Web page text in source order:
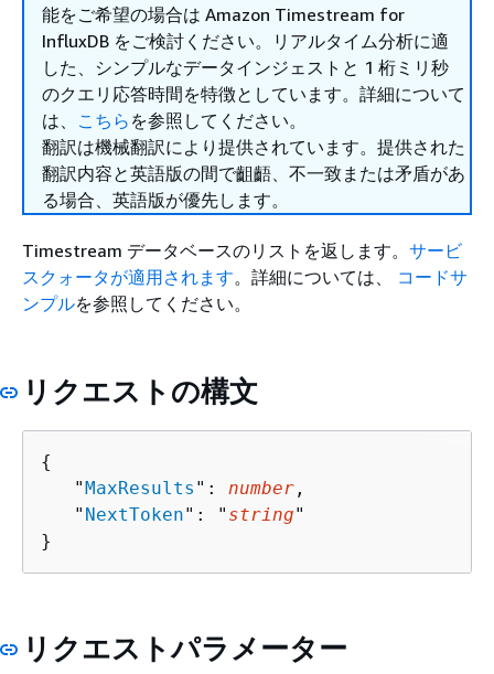
能をご希望の場合は Amazon Timestream for
InfluxDB をご検討ください。リアルタイム分析に適
した、シンプルなデータインジェストと 1 桁ミリ秒
のクエリ応答時間を特徴としています。詳細について
は、 こちら を参照してください。
翻訳は機械翻訳により提供されています。提供された
翻訳内容と英語版の間で齟齬、不一致または矛盾があ
る場合、英語版が優先します。
Timestream データベースのリストを返します。 サービ
スクォータが適用されます。詳細については、
コードサ
ンプルを参照してください。
リクエストの構文
{
   "
MaxResults ": number ,
   "
NextToken": " string"
}
リクエストパラメーター